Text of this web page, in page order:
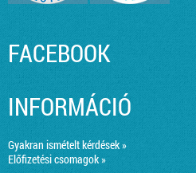
FACEBOOK
INFORMÁCIÓ
Gyakran ismételt kérdések »
Előfizetési csomagok »